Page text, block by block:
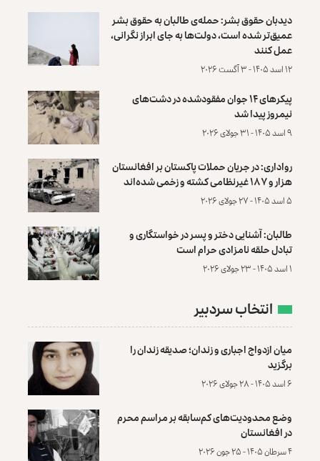
دیدبان حقوق بشر: حمله‌ی طالبان به حقوق بشر
عمیق‌تر شده است، دولت‌ها به جای ابراز نگرانی،
عمل کنند
۱۲ اسد ۱۴۰۵ - ۳ آگست ۲۰۲۶
پیکرهای ۱۴ جوان مفقودشده در دشت‌های
نیمروز پیدا شد
۹ اسد ۱۴۰۵ - ۳۱ جولای ۲۰۲۶
رواداری: در جریان حملات پاکستان بر افغانستان
هزار و ۱۸۷ غیرنظامی کشته و زخمی شده‌اند
۵ اسد ۱۴۰۵ - ۲۷ جولای ۲۰۲۶
طالبان: آشنایی دختر و پسر در خواستگاری و
تبادل حلقه نامزادی حرام است
۱ اسد ۱۴۰۵ - ۲۳ جولای ۲۰۲۶
انتخاب سردبیر
میان ازدواج اجباری و زندان؛ صدیقه زندان را
برگزید
۶ اسد ۱۴۰۵ - ۲۸ جولای ۲۰۲۶
وضع محدودیت‌های کم‌سابقه بر مراسم محرم
در افغانستان
۴ سرطان ۱۴۰۵ - ۲۵ جون ۲۰۲۶